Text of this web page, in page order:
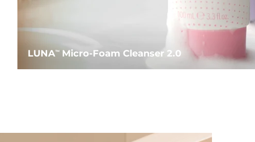
LUNATMMicro-Foam Cleanser 2.0